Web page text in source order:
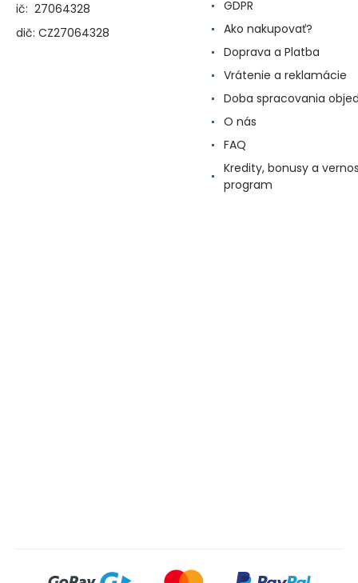
ič: 27064328
dič: CZ27064328
GDPR
Ako nakupovať?
Doprava a Platba
Vrátenie a reklamácie
Doba spracovania
O nás
FAQ
Kredity, bonusy a
program